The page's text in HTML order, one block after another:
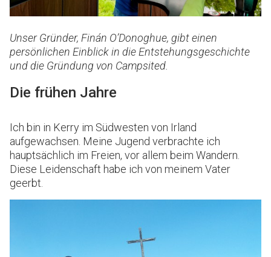
Unser Gründer, Finán O’Donoghue, gibt einen
persönlichen Einblick in die Entstehungsgeschichte
und die Gründung von Campsited.
Die frühen Jahre
Ich bin in Kerry im Südwesten von Irland
aufgewachsen. Meine Jugend verbrachte ich
hauptsächlich im Freien, vor allem beim Wandern.
Diese Leidenschaft habe ich von meinem Vater
geerbt.